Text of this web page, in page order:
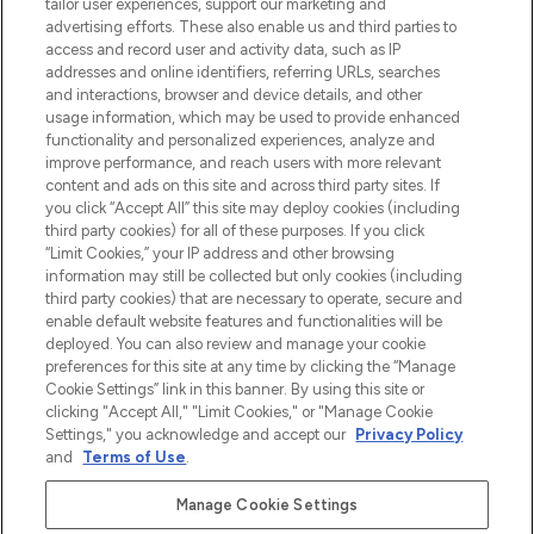
Shop online of via de app, met gratis
verzending vanaf €40.
Cookie-toestemming
Do Not Sell or Share My Personal
Information
HELP & INFORMATIE
BEDRIJFSINFORMATIE
OVER LOOKFANTASTIC
Betaal veilig met
tailor user experiences, support our marketing and
advertising efforts. These also enable us and third parties to
access and record user and activity data, such as IP
addresses and online identifiers, referring URLs, searches
and interactions, browser and device details, and other
usage information, which may be used to provide enhanced
functionality and personalized experiences, analyze and
improve performance, and reach users with more relevant
content and ads on this site and across third party sites. If
you click “Accept All” this site may deploy cookies (including
third party cookies) for all of these purposes. If you click
“Limit Cookies,” your IP address and other browsing
information may still be collected but only cookies (including
third party cookies) that are necessary to operate, secure and
enable default website features and functionalities will be
deployed. You can also review and manage your cookie
preferences for this site at any time by clicking the “Manage
Cookie Settings” link in this banner. By using this site or
clicking "Accept All," "Limit Cookies," or "Manage Cookie
Settings," you acknowledge and accept our Privacy Policy
and
Terms of Use.
Manage Cookie Settings